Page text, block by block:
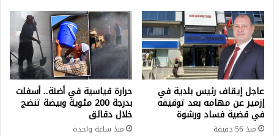
عاجل إيقاف رئيس بلدية في
إزمير عن مهامه بعد توقيفه
في قضية فساد ورشوة
منذ 56 دقيقة
حرارة قياسية في أضنة.. أسفلت
بدرجة 200 مئوية وبيضة تنضج
خلال دقائق
منذ ساعة واحدة